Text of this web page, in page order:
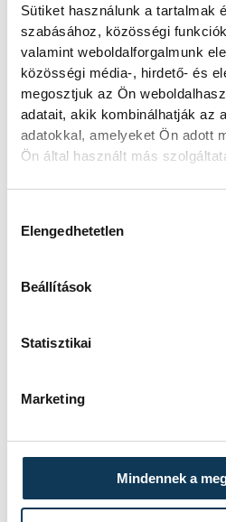
Sütiket használunk a tartalmak
szabásához, közösségi
valamint weboldalforgalmunk
közösségi média-, hirdető- és
megosztjuk az Ön
adatait, akik kombinálhatják az
adatokkal, amelyeket Ön adott
Ön által használt más
Elengedhetetlen
Beállítások
Statisztikai
Marketing
Mindennek a
egészen
író is, akiket eddig
kortárs irányból is lehet
Marciszerint minden
szükséges felismerni,
ez pedig nem baj, de
A beszélgetés
Simon Marci